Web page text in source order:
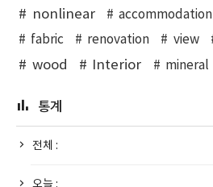
nonlinear
accommodation
fabric
renovation view
wood Interior mineral
통계
전체 :
오늘 :